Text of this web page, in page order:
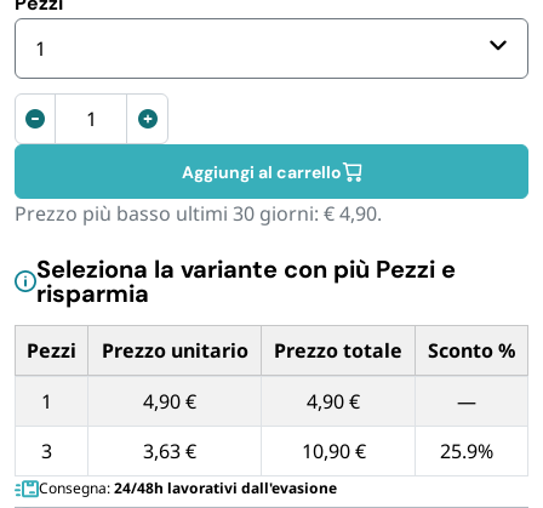
AVVOLGENTI E CONTENITORI ALIMENTARI
PET
PARTY
FORNITURE SETTORE HO.RE.CA
€ 5,90.
€ 4,90.
1
Bomboletta
spray
Multicolor
per
da
ml
quantità
Aggiungi al carrello
Prezzo più basso ultimi 30 giorni: €4,90.
Seleziona la variante con più Pezzi e
risparmia
Tabella dei prezzi unitari in base alla quantità di Pezzi
Pezzi Prezzo unitario Prezzo totale
Sconto %
1
4,90 € 4,90 €
—
3
3,63 € 10,90 € 25.9%
Consegna:24/48h lavorativi dall'evasione